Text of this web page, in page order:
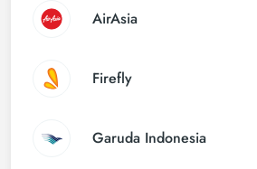
AirAsia
Firefly
Garuda Indonesia